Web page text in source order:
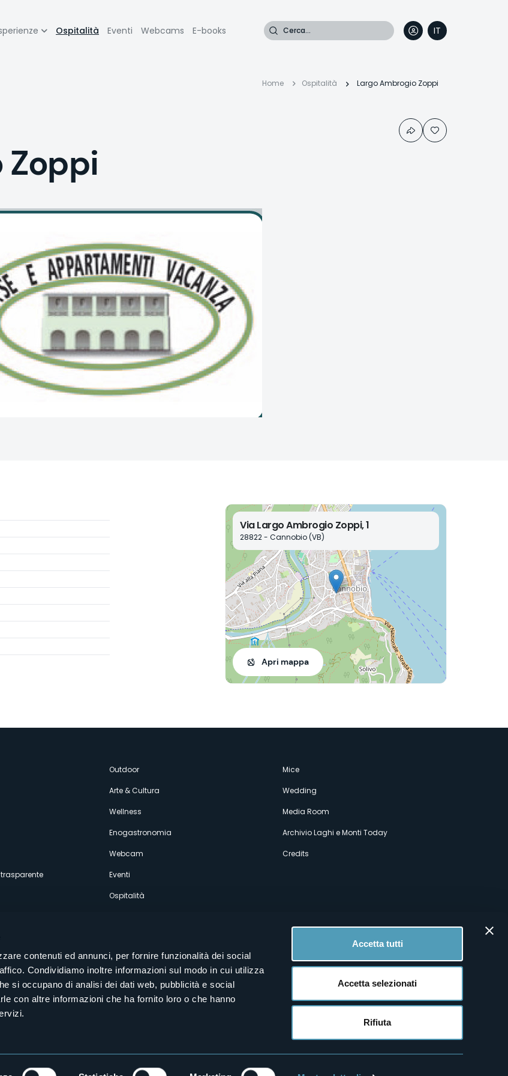
contenuti ed annunci, per fornire funzionalità dei social
Condividiamo inoltre informazioni sul modo in cui utilizza
si occupano di analisi dei dati web, pubblicità e social
con altre informazioni che ha fornito loro o che hanno
Accetta tutti
Accetta selezionati
Rifiuta
Ospitalità Eventi Webcams E-books Cerca
IT
EN
FR
DE
Briciole
Home Ospitalità Largo Ambrogio Zoppi
Zoppi
Via Largo Ambrogio Zoppi, 1
28822 - Cannobio (VB)
Apri mappa
Outdoor
Arte & Cultura
Wellness
Enogastronomia
Webcam
Eventi
Ospitalità
Mice
Wedding
Media Room
Archivio Laghi e Monti Today
Credits
Seguici sui nostri canali social